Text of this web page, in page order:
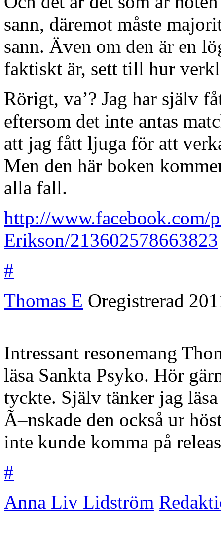
sann, däremot måste
sann. Även om den är en
faktiskt är, sett till hur
Rörigt, va’? Jag har själv
eftersom det inte antas
att jag fått ljuga för att
Men den här boken
alla fall.
http://www.facebook.com/
Erikson/213602578663823
#
Thomas E Oregistrerad
Intressant resonemang
läsa Sankta Psyko. Hör
tyckte. Själv tänker jag
Ã–nskade den också ur
inte kunde komma på
#
Anna Liv Lidström